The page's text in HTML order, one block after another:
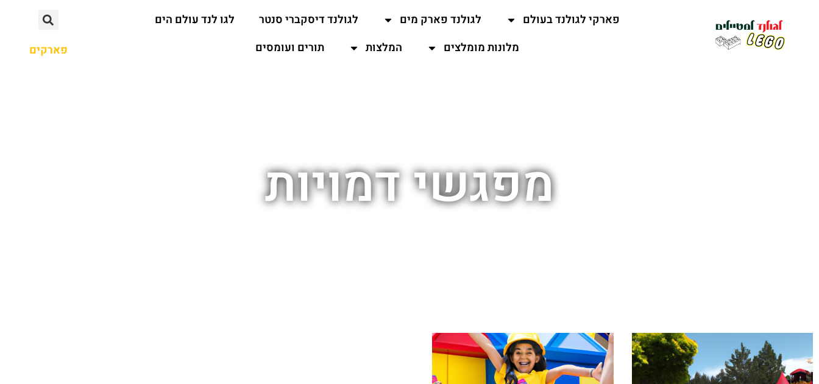
פארקי לגולנד בעולם לגולנד פארק מים לגולנד דיסקברי סנטר
לגו לנד עולם הים
מלונות מומלצים
המלצות תורים ועומסים פארקים
מפגשי דמויות